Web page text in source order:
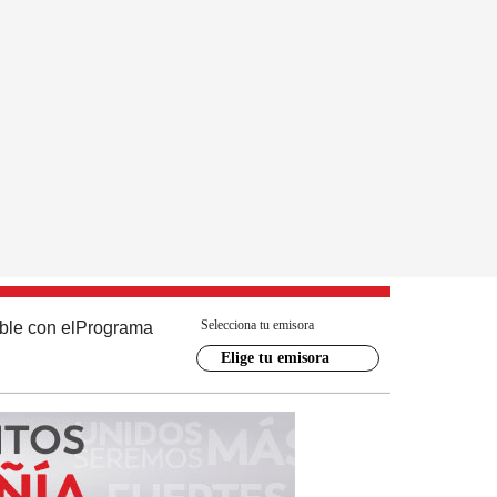
con el Programa Selecciona tu emisora
Elige tu emisora